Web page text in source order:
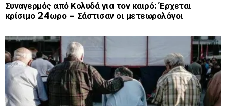
Συναγερμός από Κολυδά για τον καιρό: Έρχεται
κρίσιμο 24ωρο – Σάστισαν οι μετεωρολόγοι